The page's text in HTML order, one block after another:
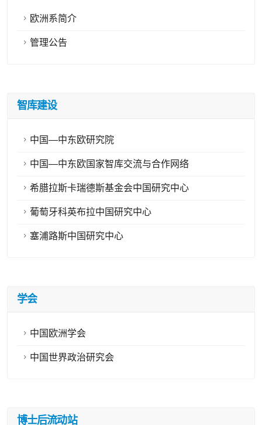
欧洲系简介
管理公告
智库建设
中国—中东欧研究院
中国—中东欧国家智库交流与合作网络
希腊拉斯卡瑞德斯基金会中国研究中心
葡萄牙科英布拉中国研究中心
塞浦路斯中国研究中心
学会
中国欧洲学会
中国世界政治研究会
博士后流动站